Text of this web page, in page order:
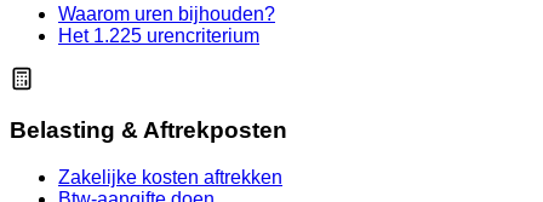
Waarom uren bijhouden?
Het 1.225 urencriterium
Belasting & Aftrekposten
Zakelijke kosten aftrekken